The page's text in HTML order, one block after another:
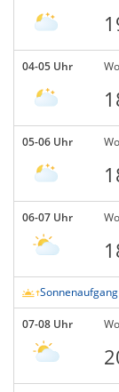
04-05 Uhr
05-06 Uhr
06-07 Uhr
07-08 Uhr